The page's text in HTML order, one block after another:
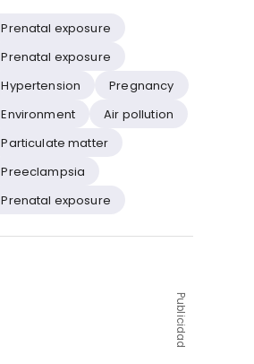
Prenatal exposure
Prenatal exposure
Hypertension
Pregnancy
Environment
Air pollution
Particulate matter
Preeclampsia
Prenatal exposure
Publicidad